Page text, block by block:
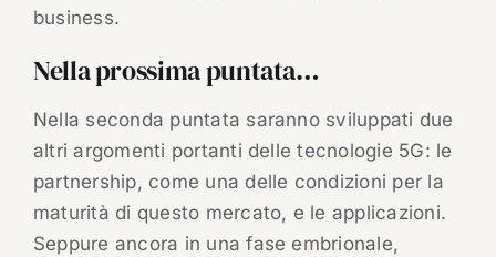
business.
Nella prossima puntata…
Nella seconda puntata saranno sviluppati due
altri argomenti portanti delle tecnologie 5G: le
partnership, come una delle condizioni per la
maturità di questo mercato, e le applicazioni.
Seppure ancora in una fase embrionale,